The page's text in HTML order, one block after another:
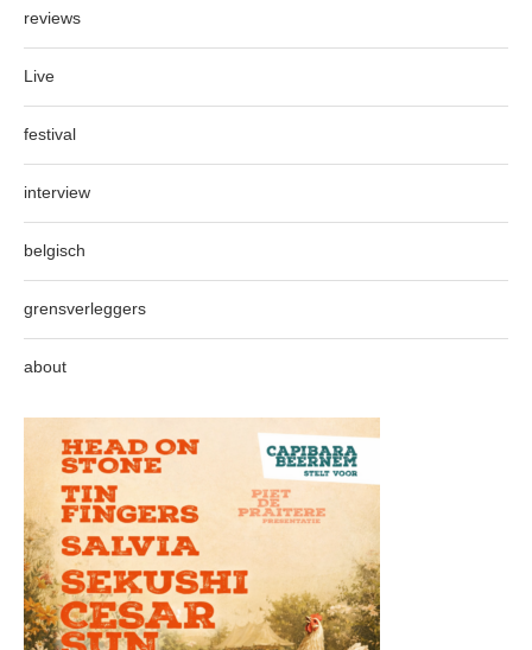
reviews
Live
festival
interview
belgisch
grensverleggers
about